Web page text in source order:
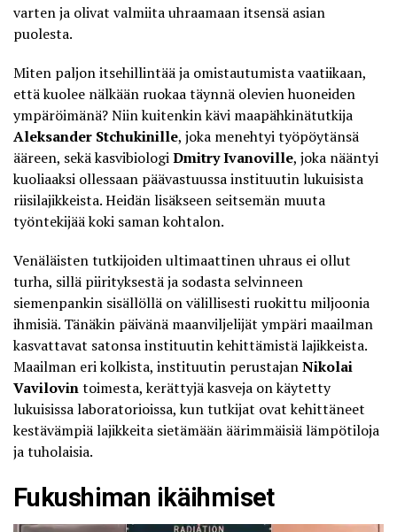
varten ja olivat valmiita uhraamaan itsensä asian
puolesta.
Miten paljon itsehillintää ja omistautumista vaatiikaan,
että kuolee nälkään ruokaa täynnä olevien huoneiden
ympäröimänä? Niin kuitenkin kävi maapähkinätutkija
Aleksander Stchukinille, joka menehtyi työpöytänsä
ääreen, sekä kasvibiologiDmitry Ivanoville, joka nääntyi
kuoliaaksi ollessaan päävastuussa instituutin lukuisista
riisilajikkeista. Heidän lisäkseen seitsemän muuta
työntekijää koki saman kohtalon.
Venäläisten tutkijoiden ultimaattinen uhraus ei ollut
turha, sillä piirityksestä ja sodasta selvinneen
siemenpankin sisällöllä on välillisesti ruokittu miljoonia
ihmisiä. Tänäkin päivänä maanviljelijät ympäri maailman
kasvattavat satonsa instituutin kehittämistä lajikkeista.
Maailman eri kolkista, instituutin perustajanNikolai
Vavilovintoimesta, kerättyjä kasveja on käytetty
lukuisissa laboratorioissa, kun tutkijat ovat kehittäneet
kestävämpiä lajikkeita sietämään äärimmäisiä lämpötiloja
ja tuholaisia.
Fukushiman ikäihmiset